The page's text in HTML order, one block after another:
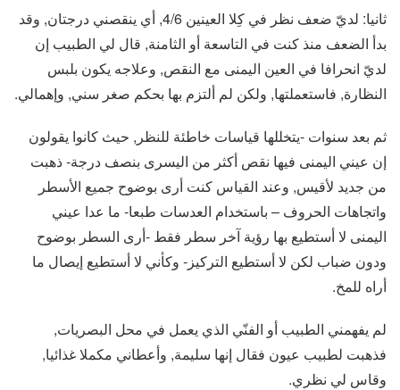
ثانيا: لديّ ضعف نظر في كِلا العينين 4/6, أي ينقصني درجتان, وقد
بدأ الضعف منذ كنت في التاسعة أو الثامنة, قال لي الطبيب إن
لديّ انحرافا في العين اليمنى مع النقص, وعلاجه يكون بلبس
النظارة, فاستعملتها, ولكن لم ألتزم بها بحكم صغر سني, وإهمالي.
ثم بعد سنوات -يتخللها قياسات خاطئة للنظر, حيث كانوا يقولون
إن عيني اليمنى فيها نقص أكثر من اليسرى بنصف درجة- ذهبت
من جديد لأقيس, وعند القياس كنت أرى بوضوح جميع الأسطر
واتجاهات الحروف – باستخدام العدسات طبعا- ما عدا عيني
اليمنى لا أستطيع بها رؤية آخر سطر فقط -أرى السطر بوضوح
ودون ضباب لكن لا أستطيع التركيز- وكأني لا أستطيع إيصال ما
أراه للمخ.
لم يفهمني الطبيب أو الفنّي الذي يعمل في محل البصريات,
فذهبت لطبيب عيون فقال إنها سليمة, وأعطاني مكملا غذائيا,
وقاس لي نظري.